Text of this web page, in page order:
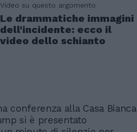
Video su questo argomento
Le drammatiche immagini
dell'incidente: ecco il
video dello schianto
conferenza alla Casa Bianca
si è presentato
americana